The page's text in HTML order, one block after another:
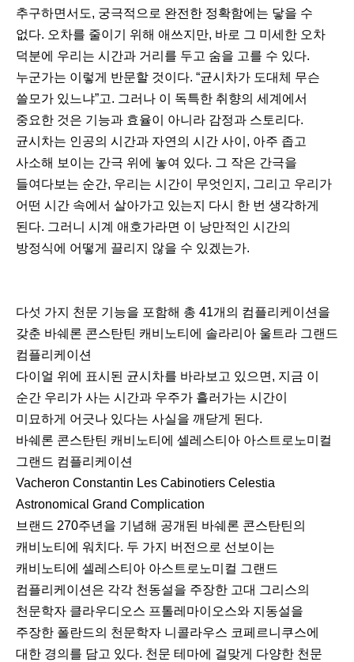
추구하면서도, 궁극적으로 완전한 정확함에는 닿을 수
없다. 오차를 줄이기 위해 애쓰지만, 바로 그 미세한 오차
덕분에 우리는 시간과 거리를 두고 숨을 고를 수 있다.
누군가는 이렇게 반문할 것이다. “균시차가 도대체 무슨
쓸모가 있느냐”고. 그러나 이 독특한 취향의 세계에서
중요한 것은 기능과 효율이 아니라 감정과 스토리다.
균시차는 인공의 시간과 자연의 시간 사이, 아주 좁고
사소해 보이는 간극 위에 놓여 있다. 그 작은 간극을
들여다보는 순간, 우리는 시간이 무엇인지, 그리고 우리가
어떤 시간 속에서 살아가고 있는지 다시 한 번 생각하게
된다. 그러니 시계 애호가라면 이 낭만적인 시간의
방정식에 어떻게 끌리지 않을 수 있겠는가.
다섯 가지 천문 기능을 포함해 총 41개의 컴플리케이션을
갖춘 바쉐론 콘스탄틴 캐비노티에 솔라리아 울트라 그랜드
컴플리케이션
다이얼 위에 표시된 균시차를 바라보고 있으면, 지금 이
순간 우리가 사는 시간과 우주가 흘러가는 시간이
미묘하게 어긋나 있다는 사실을 깨닫게 된다.
바쉐론 콘스탄틴 캐비노티에 셀레스티아 아스트로노미컬
그랜드 컴플리케이션
Vacheron Constantin Les Cabinotiers Celestia
Astronomical Grand Complication
브랜드 270주년을 기념해 공개된 바쉐론 콘스탄틴의
캐비노티에 워치다. 두 가지 버전으로 선보이는
캐비노티에 셀레스티아 아스트로노미컬 그랜드
컴플리케이션은 각각 천동설을 주장한 고대 그리스의
천문학자 클라우디오스 프톨레마이오스와 지동설을
주장한 폴란드의 천문학자 니콜라우스 코페르니쿠스에
대한 경의를 담고 있다. 천문 테마에 걸맞게 다양한 천문